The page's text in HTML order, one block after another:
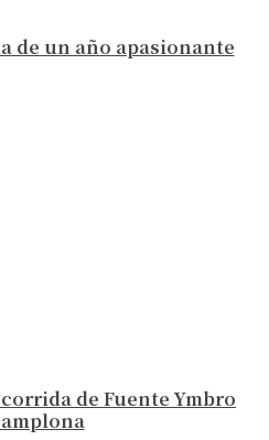
de un año apasionante
de Fuente Ymbro